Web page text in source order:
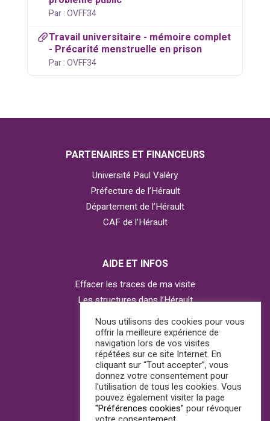
Par : OVFF34
Travail universitaire - mémoire complet
- Précarité menstruelle en prison
Par : OVFF34
PARTENAIRES ET FINANCEURS
Université Paul Valéry
Préfecture de l’Hérault
Département de l’Hérault
CAF de l’Hérault
AIDE ET INFOS
Effacer les traces de ma visite
Les structures dans l’Hérault
Contacter l’Observatoire
AGIR
J’ai besoin d’aide
Je suis témoin
Nous utilisons des cookies pour vous
offrir la meilleure expérience de
navigation lors de vos visites
répétées sur ce site Internet. En
cliquant sur “Tout accepter”, vous
donnez votre consentement pour
l'utilisation de tous les cookies. Vous
pouvez également visiter la page
"Préférences cookies" pour révoquer